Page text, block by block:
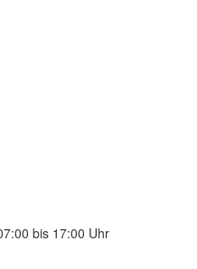
bis 17:00 Uhr